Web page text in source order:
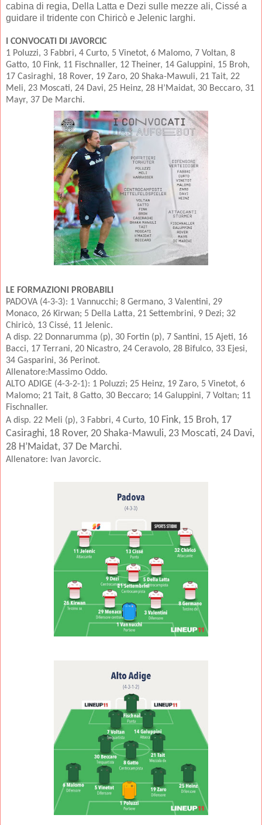
cabina di regia, Della Latta e Dezi sulle mezze ali, Cissé a
guidare il tridente con Chiricò e Jelenic larghi.
I CONVOCATI DI JAVORCIC
1 Poluzzi, 3 Fabbri, 4 Curto, 5 Vinetot, 6 Malomo, 7 Voltan, 8
Gatto, 10 Fink, 11 Fischnaller, 12 Theiner, 14 Galuppini, 15 Broh,
17 Casiraghi, 18 Rover, 19 Zaro, 20 Shaka-Mawuli, 21 Tait, 22
Meli, 23 Moscati, 24 Davi, 25 Heinz, 28 H’Maidat, 30 Beccaro, 31
Mayr, 37 De Marchi.
LE FORMAZIONI PROBABILI
PADOVA (4-3-3): 1 Vannucchi; 8 Germano, 3 Valentini, 29
Monaco, 26 Kirwan; 5 Della Latta, 21 Settembrini, 9 Dezi; 32
Chiricò, 13 Cissé, 11 Jelenic.
A disp. 22 Donnarumma (p), 30 Fortin (p), 7 Santini, 15 Ajeti, 16
Bacci, 17 Terrani, 20 Nicastro, 24 Ceravolo, 28 Bifulco, 33 Ejesi,
34 Gasparini, 36 Perinot.
Allenatore:Massimo Oddo.
ALTO ADIGE (4-3-2-1): 1 Poluzzi; 25 Heinz, 19 Zaro, 5 Vinetot, 6
Malomo; 21 Tait, 8 Gatto, 30 Beccaro; 14 Galuppini, 7 Voltan; 11
Fischnaller.
A disp. 22 Meli (p), 3 Fabbri, 4 Curto, 10 Fink, 15 Broh, 17
Casiraghi, 18 Rover, 20 Shaka-Mawuli, 23 Moscati, 24 Davi,
28 H’Maidat, 37 De Marchi.
Allenatore: Ivan Javorcic.